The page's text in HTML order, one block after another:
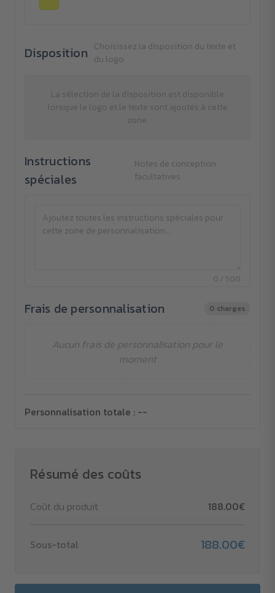
Disposition Choisissez la disposition du texte et
du logo
La sélection de la disposition est disponible
lorsque le logo et le texte sont ajoutés à cette
zone.
Instructions
spéciales
Notes de conception
facultatives
0 / 500
Frais de personnalisation 0 charges
Aucun frais de personnalisation pour le
moment
Personnalisation totale : --
Résumé des coûts
Coût du produit 188.00€
Sous-total 188.00€